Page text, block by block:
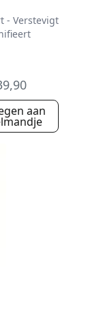
- Verstevigt
aan